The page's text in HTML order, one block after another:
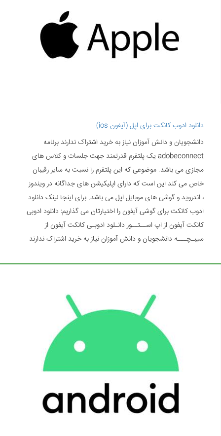
دانلود ادوب کانکت برای اپل (آیفون ios)
دانشجویان و دانش آموزان نیاز به خرید اشتراک ندارند برنامه
adobeconnect یک پلتفرم قدرتمند جهت جلسات و کلاس های
مجازی می باشد. موضوعی که این پلتفرم را نسبت به سایر رقیبان
خاص می کند این است که دارای اپلیکیشن های جداگانه در ویندوز
، اندروید و گوشی های موبایل اپل می باشد. برای اینجا لینک دانلود
ادوب کانکت برای گوشی آیفون را اختیارتان می گذاریم: دانلود ادوبی
کانکت آیفون از اپ اســتــور دانـلود ادوبـی کانکت آیفون از
سیبـچـــه دانشجویان و دانش آموزان نیاز به خرید اشتراک ندارند